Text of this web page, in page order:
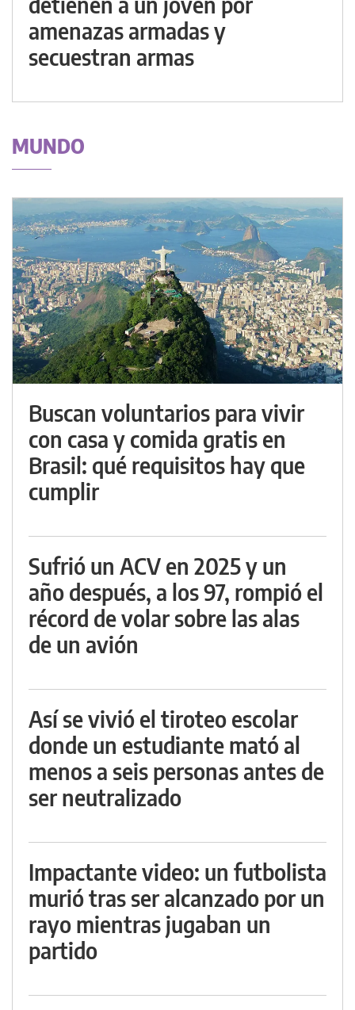
amenazas armadas y
secuestran armas
MUNDO
Buscan voluntarios para vivir
con casa y comida gratis en
Brasil: qué requisitos hay que
cumplir
Sufrió un ACV en 2025 y un
año después, a los 97, rompió el
récord de volar sobre las alas
de un avión
Así se vivió el tiroteo escolar
donde un estudiante mató al
menos a seis personas antes de
ser neutralizado
Impactante video: un futbolista
murió tras ser alcanzado por un
rayo mientras jugaban un
partido